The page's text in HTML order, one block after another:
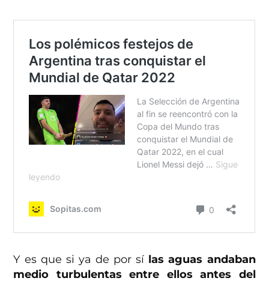
Y es que si ya de por sí las aguas andaban
medio turbulentas entre ellos antes del